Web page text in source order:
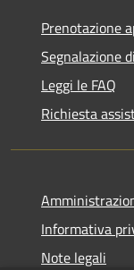
Prenotazione
Segnalazione
Leggi le FAQ
Richiesta
Informativa
Note legali